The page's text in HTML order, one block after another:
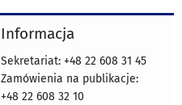
Informacja
Sekretariat: +48 22 608 31 45
Zamówienia na publikacje:
+48 22 608 32 10